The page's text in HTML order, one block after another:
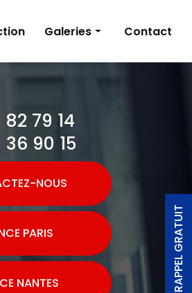
RAPPEL GRATUIT
Galeries
Dératisation
Désinfection
Contact
79 14
90 15
NOUS
PARIS
NANTES